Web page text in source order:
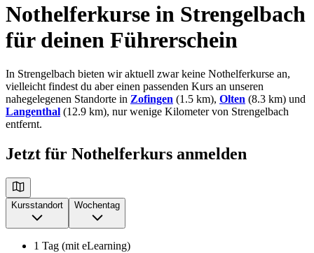
Nothelferkurse in Strengelbach
für deinen Führerschein
In Strengelbach bieten wir aktuell zwar keine Nothelferkurse an,
vielleicht findest du aber einen passenden Kurs an unseren
nahegelegenen Standorte in Zofingen (1.5 km), Olten (8.3 km) und
Langenthal (12.9 km), nur wenige Kilometer von Strengelbach
entfernt.
Jetzt für Nothelferkurs anmelden
Kursstandort Wochentag
1 Tag (mit eLearning)